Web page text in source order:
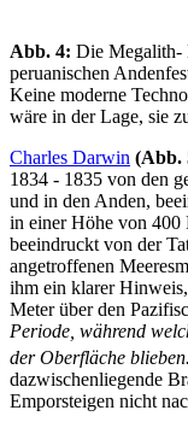
Abb. 4: Die Megalith-
peruanischen
Keine moderne
wäre in der Lage, sie
Charles Darwin (Abb.
1834 - 1835 von den
und in den Anden,
in einer Höhe von
beeindruckt von der
angetroffenen
ihm ein klarer
Meter über den
Periode, während
der Oberfläche blieben.
dazwischenliegende
Emporsteigen nicht